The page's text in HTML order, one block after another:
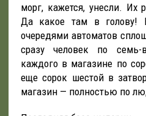
морг, кажется, унесли. Их
Да какое там в голову!
очередями автоматов
сразу человек по семь-
каждого в магазине по
еще сорок шестой в
магазин — полностью по